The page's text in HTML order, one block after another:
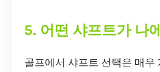
5. 어떤 샤프트가 나
골프에서 샤프트 선택은 매우